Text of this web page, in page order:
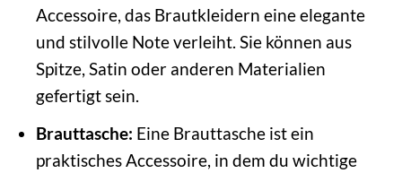
Accessoire, das Brautkleidern eine elegante
und stilvolle Note verleiht. Sie können aus
Spitze, Satin oder anderen Materialien
gefertigt sein.
Brauttasche: Eine Brauttasche ist ein
praktisches Accessoire, in dem du wichtige